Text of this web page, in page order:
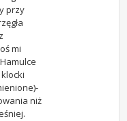
przy
mi
niż